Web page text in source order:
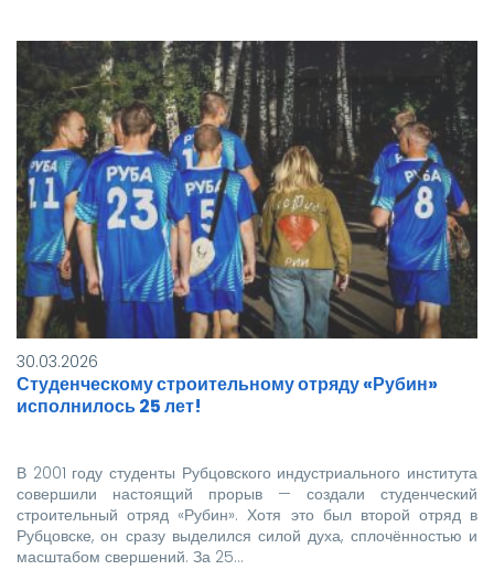
30.03.2026
Студенческому строительному отряду «Рубин»
исполнилось 25 лет!
В 2001 году студенты Рубцовского индустриального института
совершили настоящий прорыв — создали студенческий
строительный отряд «Рубин». Хотя это был второй отряд в
Рубцовске, он сразу выделился силой духа, сплочённостью и
масштабом свершений. За 25…